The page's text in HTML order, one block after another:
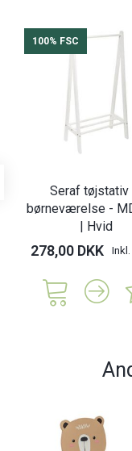
100% FSC
Seraf tøjstativ
børneværelse -
| Hvid
278,00 DKK